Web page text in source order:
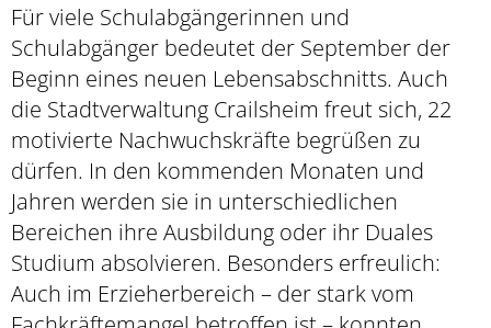
Für viele Schulabgängerinnen und
Schulabgänger bedeutet der September der
Beginn eines neuen Lebensabschnitts. Auch
die Stadtverwaltung Crailsheim freut sich, 22
motivierte Nachwuchskräfte begrüßen zu
dürfen. In den kommenden Monaten und
Jahren werden sie in unterschiedlichen
Bereichen ihre Ausbildung oder ihr Duales
Studium absolvieren. Besonders erfreulich:
Auch im Erzieherbereich – der stark vom